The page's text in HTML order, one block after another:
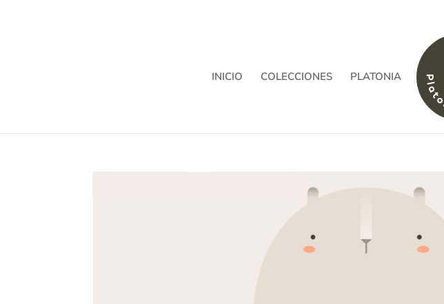
INICIO COLECCIONES PLATONIA